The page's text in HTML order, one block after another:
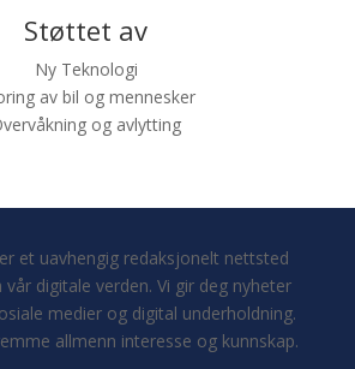
Støttet av
Ny Teknologi
av bil og mennesker
og avlytting
et uavhengig redaksjonelt nettsted
digitale verden. Vi gir deg nyheter
medier og digital underholdning.
allmenn interesse og kunnskap.